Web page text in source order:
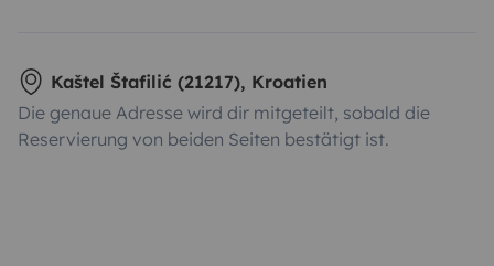
Kaštel Štafilić (21217), Kroatien
Die genaue Adresse wird dir mitgeteilt, sobald die
Reservierung von beiden Seiten bestätigt ist.